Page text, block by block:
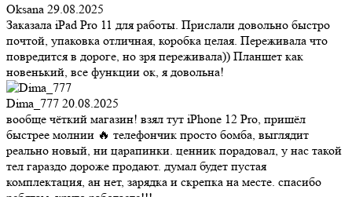
Oksana 29.08.2025
Заказала iPad Pro 11 для работы. Прислали довольно быстро
почтой, упаковка отличная, коробка целая. Переживала что
повредится в дороге, но зря переживала)) Планшет как
новенький, все функции ок, я довольна!
Dima_777 20.08.2025
вообще чёткий магазин! взял тут iPhone 12 Pro, пришёл
быстрее молнии 🔥 телефончик просто бомба, выглядит
реально новый, ни царапинки. ценник порадовал, у нас такой
тел гараздо дороже продают. думал будет пустая
комплектация, ан нет, зарядка и скрепка на месте. спасибо